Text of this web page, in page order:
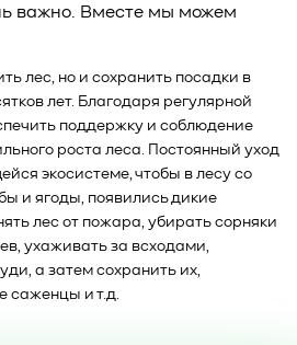
важно. Вместе мы можем
лес, но и сохранить посадки в
лет. Благодаря регулярной
поддержку и соблюдение
роста леса. Постоянный уход
экосистеме, чтобы в лесу со
и ягоды, появились дикие
лес от пожара, убирать сорняки
ухаживать за всходами,
а затем сохранить их,
саженцы и т.д.